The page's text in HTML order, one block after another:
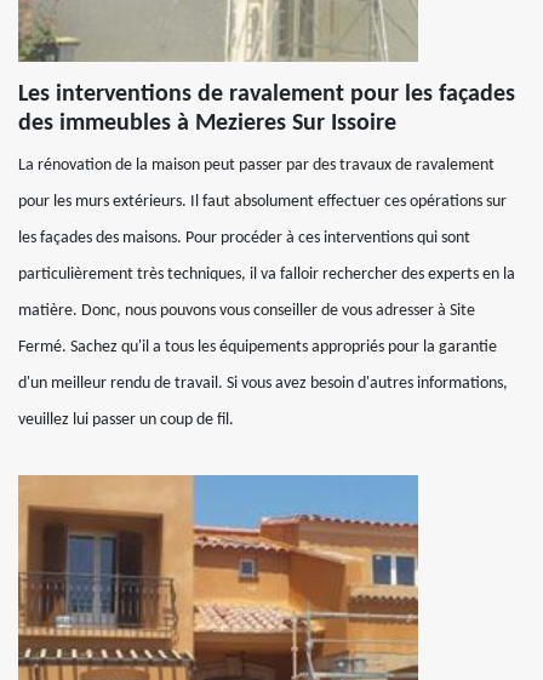
Les interventions de ravalement pour les façades
des immeubles à Mezieres Sur Issoire
La rénovation de la maison peut passer par des travaux de ravalement
pour les murs extérieurs. Il faut absolument effectuer ces opérations sur
les façades des maisons. Pour procéder à ces interventions qui sont
particulièrement très techniques, il va falloir rechercher des experts en la
matière. Donc, nous pouvons vous conseiller de vous adresser à Site
Fermé. Sachez qu'il a tous les équipements appropriés pour la garantie
d'un meilleur rendu de travail. Si vous avez besoin d'autres informations,
veuillez lui passer un coup de fil.